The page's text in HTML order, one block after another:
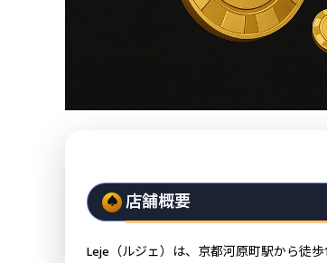
店舗概要
Leje（ルジェ）は、京都河原町駅から徒